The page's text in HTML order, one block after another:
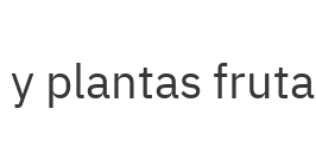
plantas